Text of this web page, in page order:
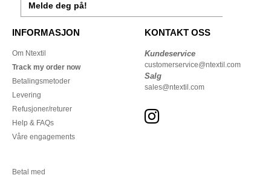
Melde deg på!
INFORMASJON
Om Ntextil
Track my order now
Betalingsmetoder
Levering
Refusjoner/returer
Help & FAQs
Våre engagements
KONTAKT OSS
Kundeservice
customerservice@ntextil.com
Salg
sales@ntextil.com
Betal med